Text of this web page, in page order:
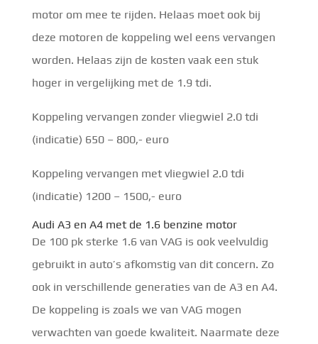
motor om mee te rijden. Helaas moet ook bij
deze motoren de koppeling wel eens vervangen
worden. Helaas zijn de kosten vaak een stuk
hoger in vergelijking met de 1.9 tdi.
Koppeling vervangen zonder vliegwiel 2.0 tdi
(indicatie) 650 – 800,- euro
Koppeling vervangen met vliegwiel 2.0 tdi
(indicatie) 1200 – 1500,- euro
Audi A3 en A4 met de 1.6 benzine motor
De 100 pk sterke 1.6 van VAG is ook veelvuldig
gebruikt in auto’s afkomstig van dit concern. Zo
ook in verschillende generaties van de A3 en A4.
De koppeling is zoals we van VAG mogen
verwachten van goede kwaliteit. Naarmate deze